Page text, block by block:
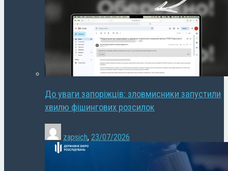
До уваги запоріжців: зловмисники запустили
хвилю фішингових розсилок
zapsich, 23/07/2026